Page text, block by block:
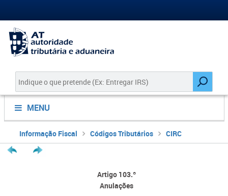
MENU
Informação Fiscal Códigos Tributários CIRC
Artigo 103.º
Anulações